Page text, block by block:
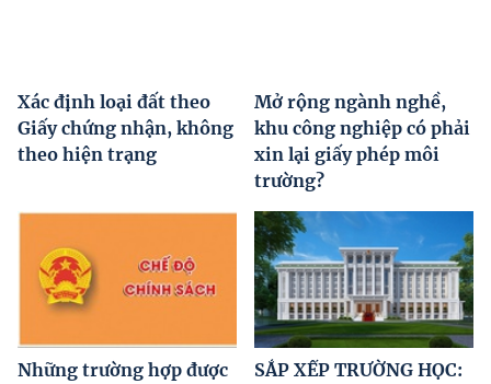
Xác định loại đất theo
Giấy chứng nhận, không
theo hiện trạng
Mở rộng ngành nghề,
khu công nghiệp có phải
xin lại giấy phép môi
trường?
Những trường hợp được
SẮP XẾP TRƯỜNG HỌC: